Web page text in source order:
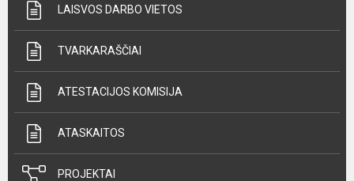
LAISVOS DARBO VIETOS
TVARKARAŠČIAI
ATESTACIJOS KOMISIJA
ATASKAITOS
PROJEKTAI